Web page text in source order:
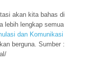
akan kita bahas di
lebih lengkap semua
dan Komunikasi
berguna. Sumber :